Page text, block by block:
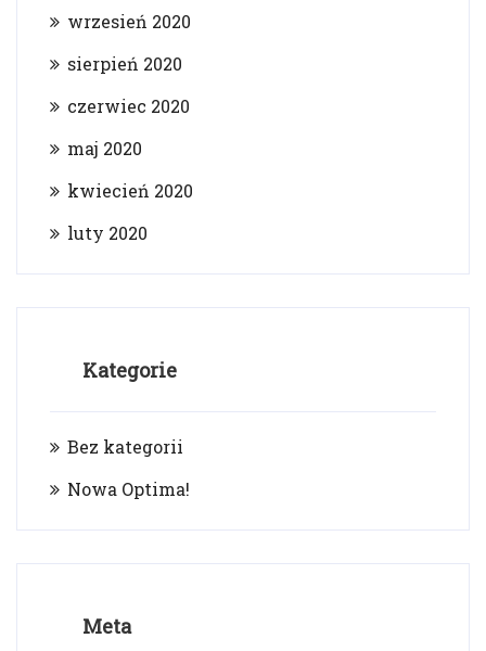
wrzesień 2020
sierpień 2020
czerwiec 2020
maj 2020
kwiecień 2020
luty 2020
Kategorie
Bez kategorii
Nowa Optima!
Meta